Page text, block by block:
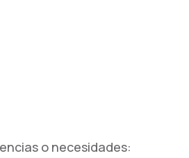
o necesidades: